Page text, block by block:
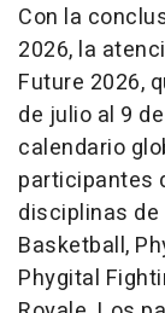
Con la
2026, la
Future 2026,
de julio al 9
calendario
participantes
disciplinas de
Basketball,
Phygital